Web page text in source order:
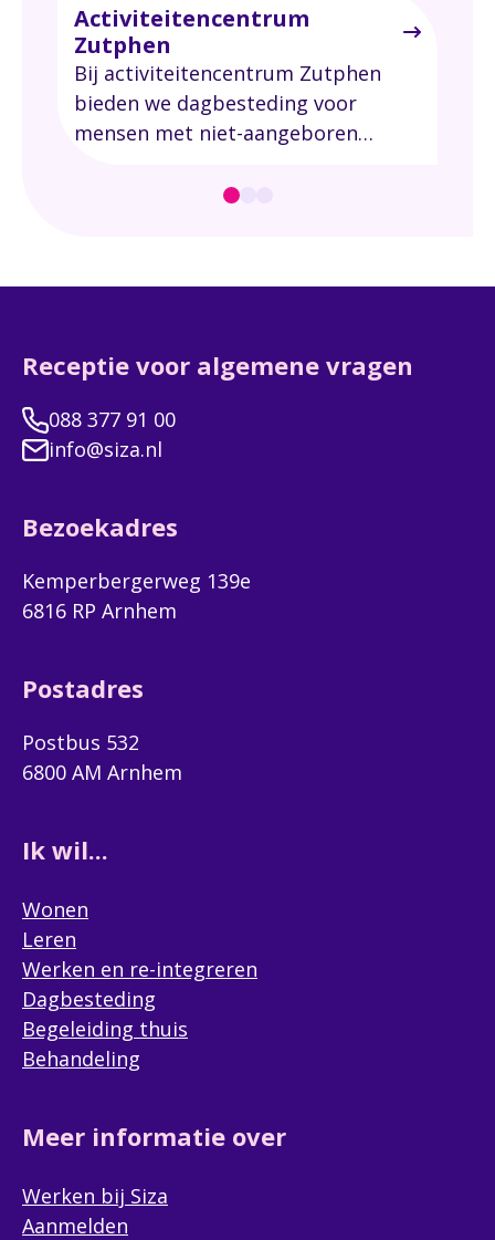
Activiteitencentrum
Zutphen
Bij activiteitencentrum Zutphen
bieden we dagbesteding voor
mensen met niet-aangeboren
dat
Receptie voor algemene vragen
088 377 91 00
info@siza.nl
Bezoekadres
Kemperbergerweg 139e
6816 RP Arnhem
Postadres
Postbus 532
6800 AM Arnhem
Ik wil...
Wonen
Leren
Werken en re-integreren
Dagbesteding
Begeleiding thuis
Behandeling
Meer informatie over
Werken bij Siza
Aanmelden